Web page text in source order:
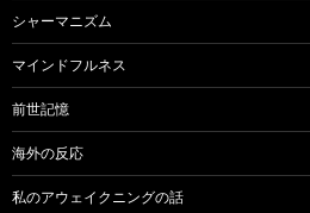
シャーマニズム
マインドフルネス
前世記憶
海外の反応
私のアウェイクニングの話